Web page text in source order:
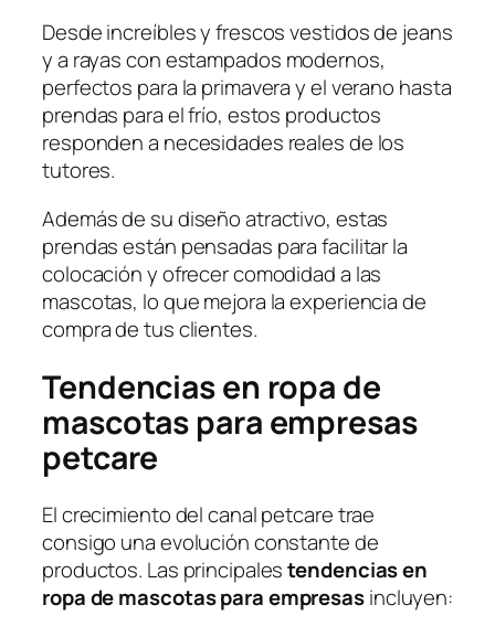
Desde increíbles y frescos vestidosde jeans
y a rayascon estampados modernos,
perfectos para la primavera y el verano hasta
prendas para el frío, estos productos
responden a necesidades reales de los
tutores.
Además de su diseño atractivo, estas
prendas están pensadas para facilitar la
colocación y ofrecer comodidad a las
mascotas, lo que mejora la experiencia de
compra de tus clientes.
Tendencias en ropa de
mascotas para empresas
petcare
El crecimiento del canal petcare trae
consigo una evolución constante de
productos. Las principalestendencias en
ropa de mascotas para empresasincluyen: